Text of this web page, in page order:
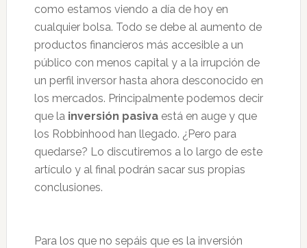
como estamos viendo a día de hoy en
cualquier bolsa. Todo se debe al aumento de
productos financieros más accesible a un
público con menos capital y a la irrupción de
un perfil inversor hasta ahora desconocido en
los mercados. Principalmente podemos decir
que la inversión pasivaestá en auge y que
los Robbinhood han llegado. ¿Pero para
quedarse? Lo discutiremos a lo largo de este
artículo y al final podrán sacar sus propias
conclusiones.
Para los que no sepáis que es la inversión